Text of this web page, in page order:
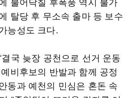
탈당 후 무소속 출마 등 보수
능성도 크다.
국 늦장 공천으로 선거 운동
비후보의 반발과 함께 공정
동과 예천의 민심은 혼돈 속